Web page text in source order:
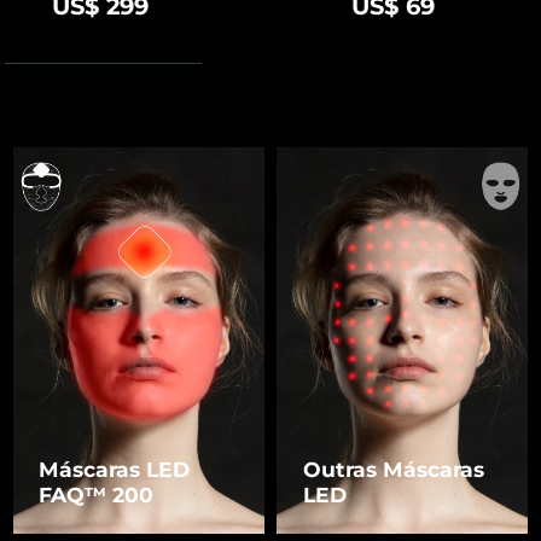
US$ 299 US$ 69
Máscaras LED
FAQ™ 200
Outras Máscaras
LED